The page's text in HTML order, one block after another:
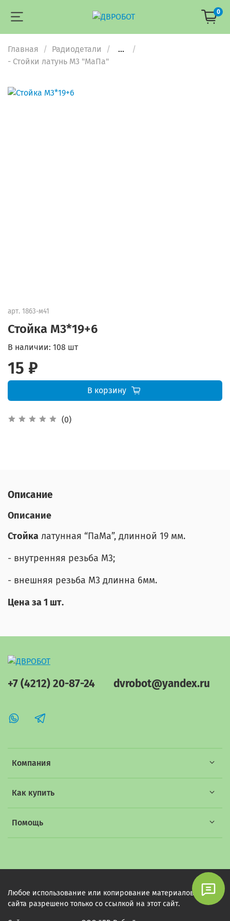
0
Главная Радиодетали
...
- Стойки латунь М3 "МаПа"
арт. 1863-м41
Стойка М3*19+6
(0)
В наличии: 108 шт
15 ₽
В корзину
Описание
Описание
Стойка латунная “ПаМа”, длинной 19 мм.
- внутренняя резьба М3;
- внешняя резьба М3 длинна 6мм.
Цена за 1 шт.
Компания
Как купить
Помощь
+7 (4212) 20-87-24 dvrobot@yandex.ru
Любое использование или копирование материалов этого
сайта разрешено только со ссылкой на этот сайт.